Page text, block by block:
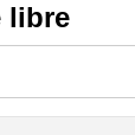
libre